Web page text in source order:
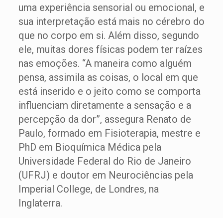
uma experiência sensorial ou emocional, e
sua interpretação está mais no cérebro do
que no corpo em si. Além disso, segundo
ele, muitas dores físicas podem ter raízes
nas emoções. “A maneira como alguém
pensa, assimila as coisas, o local em que
está inserido e o jeito como se comporta
influenciam diretamente a sensação e a
percepção da dor”, assegura Renato de
Paulo, formado em Fisioterapia, mestre e
PhD em Bioquímica Médica pela
Universidade Federal do Rio de Janeiro
(UFRJ) e doutor em Neurociências pela
Imperial College, de Londres, na
Inglaterra.